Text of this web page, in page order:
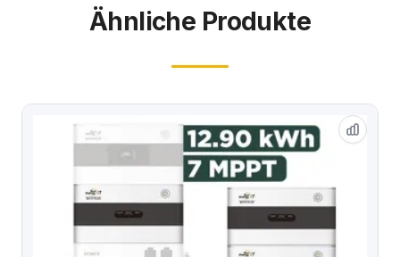
Ähnliche Produkte